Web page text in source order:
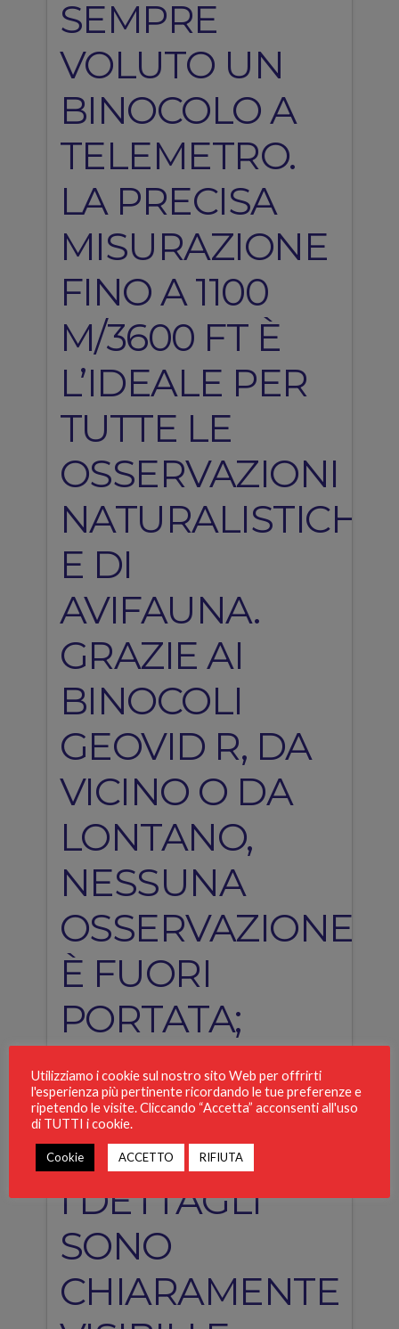
SEMPRE
VOLUTO UN
BINOCOLO A
TELEMETRO.
LA PRECISA
MISURAZIONE
FINO A 1100
M/3600 FT È
L’IDEALE PER
TUTTE LE
OSSERVAZIONI
NATURALISTICHE
E DI
AVIFAUNA.
GRAZIE AI
BINOCOLI
GEOVID R, DA
VICINO O DA
LONTANO,
NESSUNA
OSSERVAZIONE
È FUORI
PORTATA;
ATTRAVERSO
LE PRECISE
OTTICHE TUTTI
I DETTAGLI
SONO
CHIARAMENTE
Utilizziamo i cookie sul nostro sito Web per offrirti
l'esperienza più pertinente ricordando le tue preferenze e
ripetendo le visite. Cliccando “Accetta” acconsenti all'uso
di TUTTI i cookie.
Cookie ACCETTO RIFIUTA